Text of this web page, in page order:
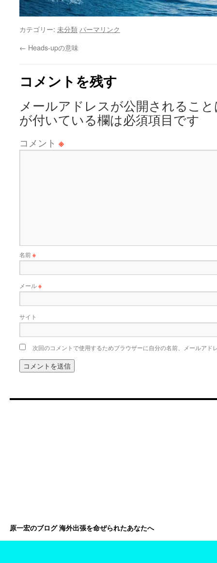
カテゴリー: 未分類 パーマリンク
← Heads-upの意味
コメントを残す
メールアドレスが公開されるこ
が付いている欄は必須項目です
コメント ※
名前※
メール※
サイト
次回のコメントで使用するためブラウザーに自分の名前、メールアド
原一宏のブログ 海外出張を命ぜられたあなたへ